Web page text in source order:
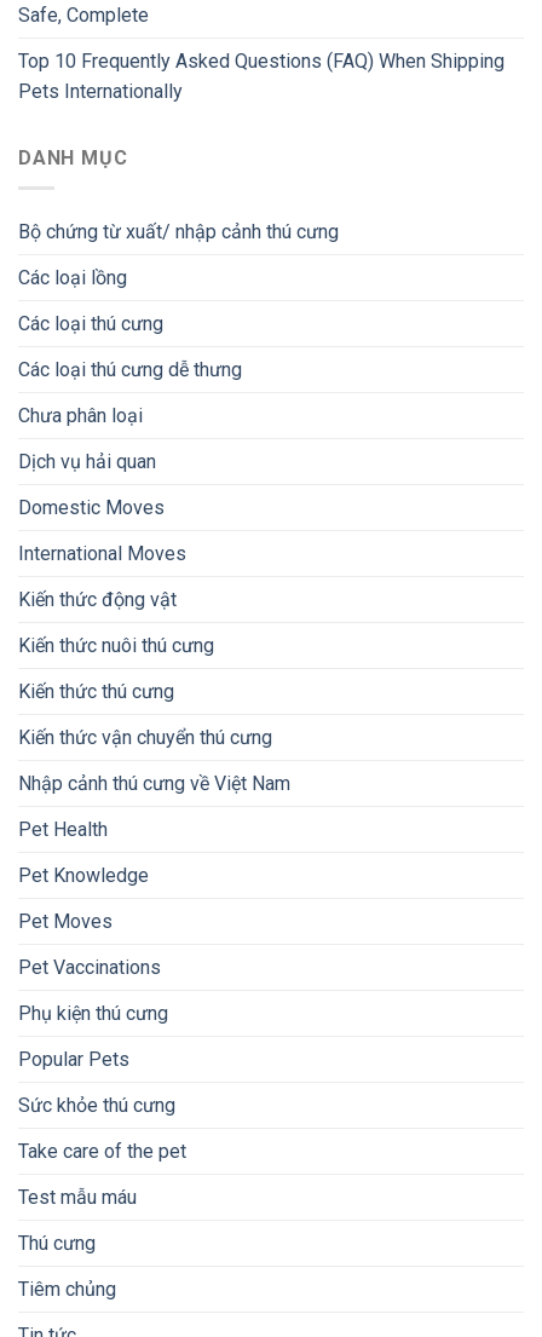
Safe, Complete
Top 10 Frequently Asked Questions (FAQ) When Shipping
Pets Internationally
DANH MỤC
Bộ chứng từ xuất/ nhập cảnh thú cưng
Các loại lồng
Các loại thú cưng
Các loại thú cưng dễ thưng
Chưa phân loại
Dịch vụ hải quan
Domestic Moves
International Moves
Kiến thức động vật
Kiến thức nuôi thú cưng
Kiến thức thú cưng
Kiến thức vận chuyển thú cưng
Nhập cảnh thú cưng về Việt Nam
Pet Health
Pet Knowledge
Pet Moves
Pet Vaccinations
Phụ kiện thú cưng
Popular Pets
Sức khỏe thú cưng
Take care of the pet
Test mẫu máu
Thú cưng
Tiêm chủng